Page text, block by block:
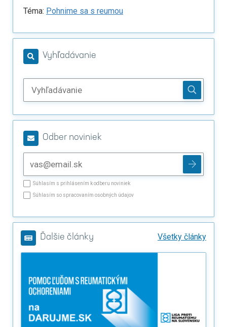
Téma: Pohnime sa s reumou
Vyhľadávanie
Odber noviniek
Súhlasím s prihlásením k odberu noviniek
Súhlasím so spracovaním osobných údajov
Ďalšie články Všetky články